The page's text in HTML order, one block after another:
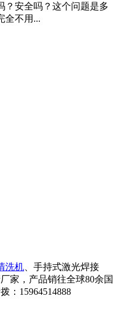
？安全吗？这个问题是多
全不用...
洗机 、手持式激光焊接
家，产品销往全球80余国
：15964514888